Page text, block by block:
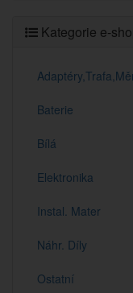
Kategorie e-
Baterie
Bílá
Elektronika
Instal. Mater
Náhr. Díly
Ostatní